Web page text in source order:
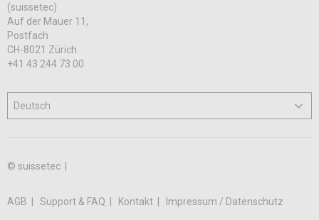
(suissetec)
Auf der Mauer 11,
Postfach
CH-8021 Zürich
+41 43 244 73 00
© suissetec |
AGB Support & FAQ Kontakt Impressum / Datenschutz